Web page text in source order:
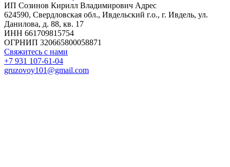
ИП Созинов Кирилл Владимирович Адрес
624590, Свердловская обл., Ивдельский г.о., г. Ивдель, ул.
Данилова, д. 88, кв. 17
ИНН 661709815754
ОГРНИП 320665800058871
Свяжитесь с нами
+7 931 107-61-04
gruzovoy101@gmail.com